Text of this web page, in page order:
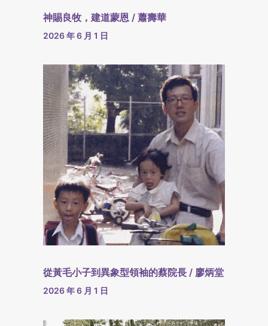
神賜良牧，建道蒙恩 / 蕭壽華
2026 年 6 月 1 日
從黃毛小子到異象型領袖的蔡院長 / 廖炳堂
2026 年 6 月 1 日